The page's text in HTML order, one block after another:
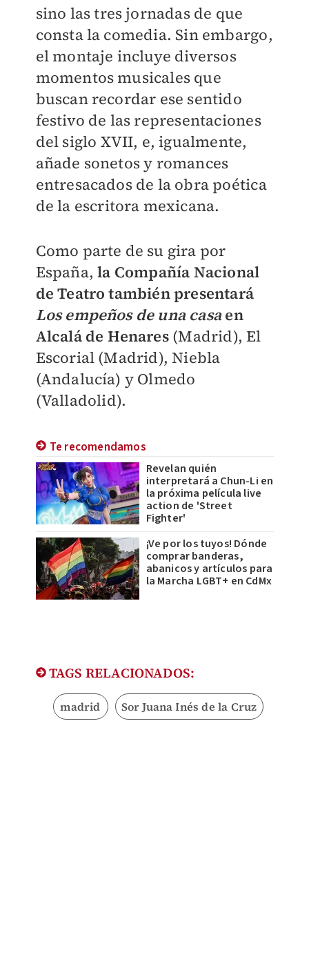
sino las tres jornadas de que
consta la comedia. Sin embargo,
el montaje incluye diversos
momentos musicales que
buscan recordar ese sentido
festivo de las representaciones
del siglo XVII, e, igualmente,
añade sonetos y romances
entresacados de la obra poética
de la escritora mexicana.
Como parte de su gira por
España,la Compañía Nacional
de Teatro también presentará
Los empeños de una casaen
Alcalá de Henares(Madrid), El
Escorial (Madrid), Niebla
(Andalucía) y Olmedo
(Valladolid).
Te recomendamos
Revelan quién
interpretará a Chun-Li en
la próxima película live
action de 'Street
Fighter'
¡Ve por los tuyos! Dónde
comprar banderas,
abanicos y artículos para
la Marcha LGBT+ en CdMx
TAGS RELACIONADOS:
madrid Sor Juana Inés de la Cruz